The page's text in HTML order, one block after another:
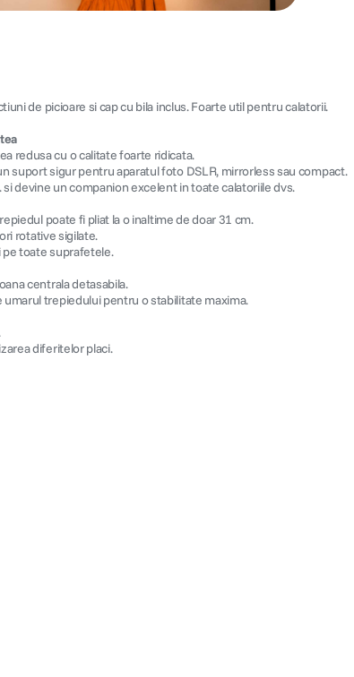
de picioare si cap cu bila inclus. Foarte util pentru calatorii.
redusa cu o calitate foarte ridicata.
suport sigur pentru aparatul foto DSLR, mirrorless sau compact.
devine un companion excelent in toate calatoriile dvs.
poate fi pliat la o inaltime de doar 31 cm.
rotative sigilate.
pe toate suprafetele.
centrala detasabila.
trepiedului pentru o stabilitate maxima.
diferitelor placi.